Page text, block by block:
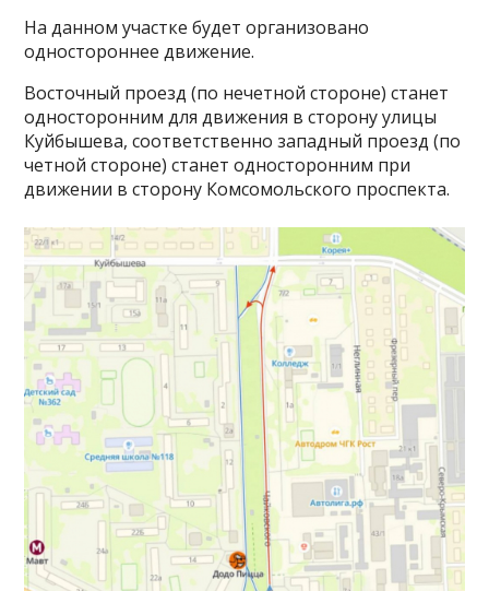
На данном участке будет организовано
одностороннее движение.
Восточный проезд (по нечетной стороне) станет
односторонним для движения в сторону улицы
Куйбышева, соответственно западный проезд (по
четной стороне) станет односторонним при
движении в сторону Комсомольского проспекта.